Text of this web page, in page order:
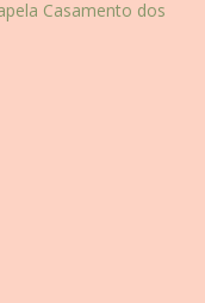
Casamento dos